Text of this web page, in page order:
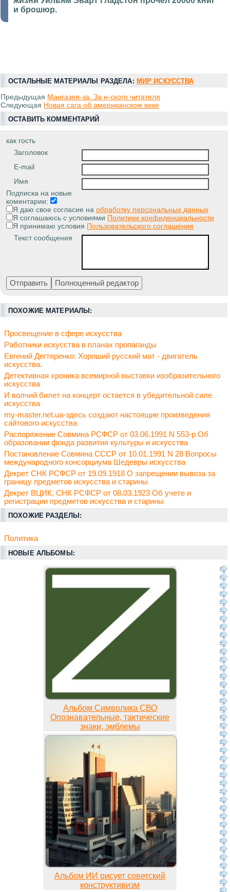
и брошюр.
ОСТАЛЬНЫЕ МАТЕРИАЛЫ РАЗДЕЛА: МИP ИСКУССТВА
Предыдущая Мангазея-за. За н-ского читателя
Следующая Новая сага об американском веке
ОСТАВИТЬ КОММЕНТАРИЙ
как гость
Заголовок
E-mail
Имя
Подписка на новые
коментарии:
Я даю свое согласие на обработку персональных данных
Я соглашаюсь с условиями Политики конфиденциальности
Я принимаю условия Пользовательского соглашения
Текст сообщения
ПОХОЖИЕ МАТЕРИАЛЫ:
Просвещение в сфере искусства
Работники искусства в планах пропаганды
Евгений Дегтяренко: Хороший русский мат - двигатель
искусства.
Детективная хроника всемирной выставки изобразительного
искусства
И волчий билет на концерт остается в убедительной силе
искусства
my-master.net.ua-здесь создают настоящие произведения
сайтового искусства
Распоряжение Совмина РСФСР от 03.06.1991 N 553-р Об
образовании фонда развития культуры и искусства
Постановление Совмина СССР от 10.01.1991 N 28 Вопросы
международного консорциума Шедевры искусства
Декрет СНК РСФСР от 19.09.1918 О запрещении вывоза за
границу предметов искусства и старины
Декрет ВЦИК, СНК РСФСР от 08.03.1923 Об учете и
регистрации предметов искусства и старины
ПОХОЖИЕ РАЗДЕЛЫ:
Политика
НОВЫЕ АЛЬБОМЫ:
Альбом Символика СВО
Опознавательные, тактические
знаки, эмблемы
Альбом ИИ рисует советский
конструктивизм